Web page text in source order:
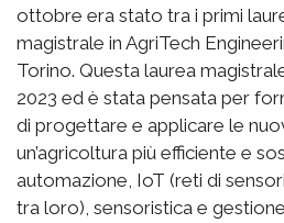
ottobre era stato tra i primi
magistrale in AgriTech
Torino. Questa laurea
2023 ed è stata pensata per
di progettare e applicare le
un’agricoltura più efficiente e
automazione, IoT (reti di
tra loro), sensoristica e